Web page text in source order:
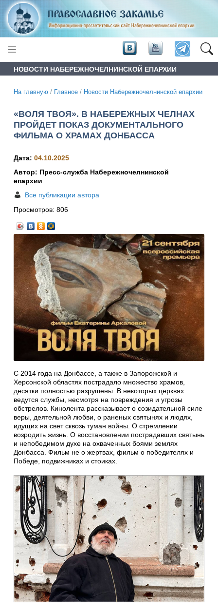
НОВОСТИ НАБЕРЕЖНОЧЕЛНИНСКОЙ ЕПАРХИИ
На главную / Главное / Новости Набережночелнинской епархии
«ВОЛЯ ТВОЯ». В НАБЕРЕЖНЫХ ЧЕЛНАХ
ПРОЙДЕТ ПОКАЗ ДОКУМЕНТАЛЬНОГО
ФИЛЬМА О ХРАМАХ ДОНБАССА
Дата: 04.10.2025
Автор: Пресс-служба Набережночелнинской
епархии
Все публикации автора
Просмотров: 806
С 2014 года на Донбассе, а также в Запорожской и
Херсонской областях пострадало множество храмов,
десятки полностью разрушены. В некоторых церквях
ведутся службы, несмотря на повреждения и угрозы
обстрелов. Кинолента рассказывает о созидательной силе
веры, деятельной любви, о раненых святынях и людях,
идущих на свет сквозь туман войны. О стремлении
возродить жизнь. О восстановлении пострадавших святынь
и непобедимом духе на охваченных боями землях
Донбасса. Фильм не о жертвах, фильм о победителях и
Победе, подвижниках и стоиках.